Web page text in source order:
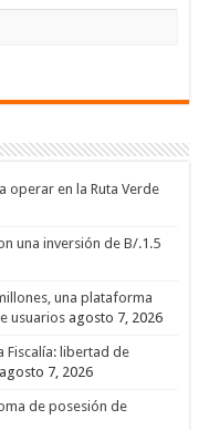
operar en la Ruta Verde
una inversión de B/.1.5
una plataforma
usuarios agosto 7, 2026
Fiscalía: libertad de
agosto 7, 2026
de posesión de